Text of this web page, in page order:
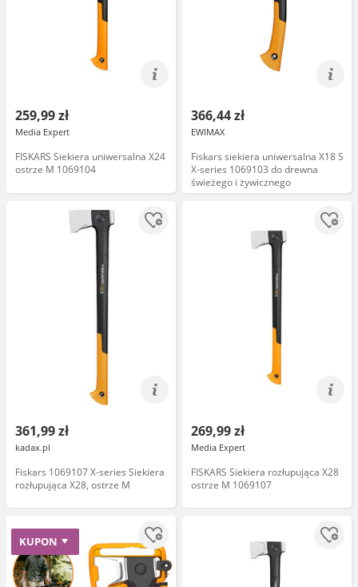
259,99 zł
Media Expert
FISKARS Siekiera uniwersalna X24
ostrze M 1069104
366,44 zł
EWIMAX
Fiskars siekiera uniwersalna X18 S
X-series 1069103 do drewna
świeżego i żywicznego
361,99 zł
kadax.pl
Fiskars 1069107 X-series Siekiera
rozłupująca X28, ostrze M
269,99 zł
Media Expert
FISKARS Siekiera rozłupująca X28
ostrze M 1069107
KUPON